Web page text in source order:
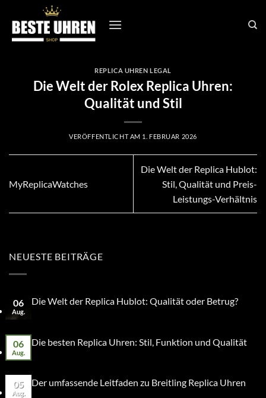
Inhalt
springen
REPLICA UHREN LEGAL
Die Welt der Rolex Replica Uhren:
Qualität und Stil
VERÖFFENTLICHT AM 1. FEBRUAR 2026
MyReplicaWatches
Die Welt der Replica Hublot:
Stil, Qualität und Preis-
Leistungs-Verhältnis
NEUESTE BEITRÄGE
06
Aug.
Die Welt der Replica Hublot: Qualität oder Betrug?
06
Aug.
Die besten Replica Uhren: Stil, Funktion und Qualität
05
Aug.
Der umfassende Leitfaden zu Breitling Replica Uhren